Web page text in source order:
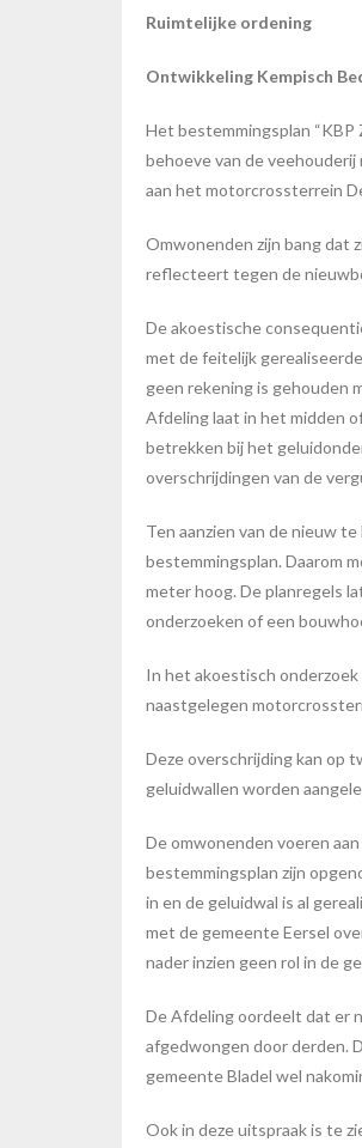
Ruimtelijke ordening
Ontwikkeling Kempisch
Het bestemmingsplan
behoeve van de
aan het motorcrossterrein
Omwonenden zijn bang dat
reflecteert tegen de
De akoestische
met de feitelijk
geen rekening is gehouden
Afdeling laat in het midden
betrekken bij het
overschrijdingen van de
Ten aanzien van de nieuw
bestemmingsplan. Daarom
meter hoog. De planregels
onderzoeken of een
In het akoestisch
naastgelegen
Deze overschrijding kan op
geluidwallen worden
De omwonenden voeren
bestemmingsplan zijn
in en de geluidwal is al
met de gemeente Eersel
nader inzien geen rol in de
De Afdeling oordeelt dat er
afgedwongen door derden.
gemeente Bladel wel
Ook in deze uitspraak is te